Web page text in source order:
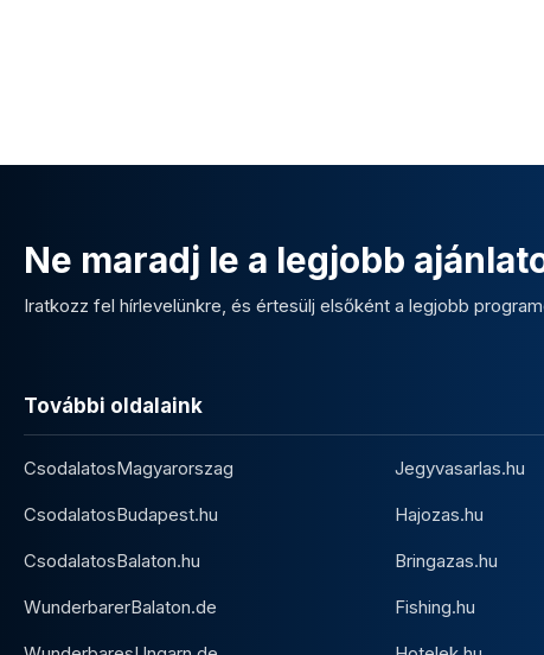
Ne maradj le a legjobb
Iratkozz fel hírlevelünkre, és értesülj elsőként a legjobb
További oldalaink
CsodalatosMagyarorszag
CsodalatosBudapest.hu
CsodalatosBalaton.hu
WunderbarerBalaton.de
Jegyvasarlas.hu
Hajozas.hu
Bringazas.hu
Fishing.hu